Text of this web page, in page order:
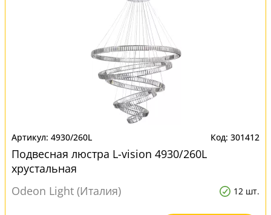
4930/260L 301412
Подвесная люстра L-vision 4930/260L
хрустальная
Odeon Light (Италия)
12 шт.